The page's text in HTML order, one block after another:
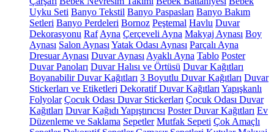
Uyku Seti Banyo Tekstil Banyo Paspasları Banyo Bakım
Setleri Banyo Perdeleri Bornoz Peştemal Havlu Duvar
Dekorasyonu Raf Ayna Çerçeveli Ayna Makyaj Aynası Boy
Aynası Salon Aynası Yatak Odası Aynası Parçalı Ayna
Dresuar Aynası Duvar Aynası Ayaklı Ayna Tablo Poster
Duvar Panoları Duvar Halısı ve Örtüsü Duvar Kağıtları
Boyanabilir Duvar Kağıtları 3 Boyutlu Duvar Kağıtları Duvar
Stickerları ve Etiketleri Dekoratif Duvar Kağıtları Yapışkanlı
Folyolar Çocuk Odası Duvar Stickerları Çocuk Odası Duvar
Kağıtları Duvar Kağıdı Yapıştırıcısı Poster Duvar Kağıtları Ev
Düzenleme ve Saklama Sepetler Mutfak Sepeti Çok Amaçlı